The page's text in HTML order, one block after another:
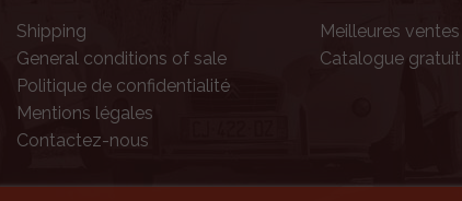
Shipping
General conditions of sale
Politique de confidentialité
Mentions légales
Contactez-nous
Meilleures ventes
Catalogue gratuit